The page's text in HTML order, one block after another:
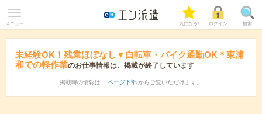
メニュー 気になる! ログイン 検索
未経験OK！残業ほぼなし▼自転車・バイク通勤OK＊東浦
和での軽作業のお仕事情報は、掲載が終了しています
掲載時の情報は、 ページ下部 からご覧いただけます。